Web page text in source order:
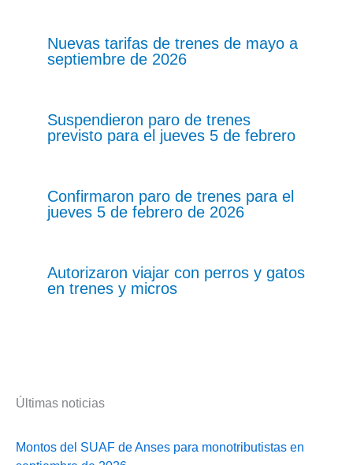
Nuevas tarifas de trenes de mayo a
septiembre de 2026
Suspendieron paro de trenes
previsto para el jueves 5 de febrero
Confirmaron paro de trenes para el
jueves 5 de febrero de 2026
Autorizaron viajar con perros y gatos
en trenes y micros
Últimas noticias
Montos del SUAF de Anses para monotributistas en